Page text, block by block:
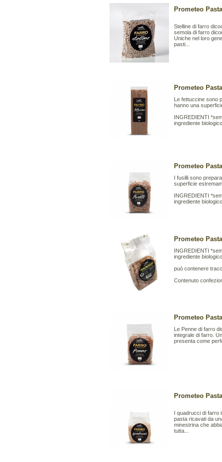
Prometeo
Stelline di farro
semola di farro
Uniche nel loro
pasti...
Prometeo
Le fettuccine sono
hanno una
INGREDIENTI
ingrediente biologico
Prometeo
I fusilli sono
superficie
INGREDIENTI
ingrediente biologico
Prometeo
INGREDIENTI
ingrediente biologico
può contenere
Contenuto
Prometeo
Le Penne di farro
integrale di farro.
presenta come
Prometeo
I quadrucci di farro
pasta ricavati da
minestrina che
tutta...